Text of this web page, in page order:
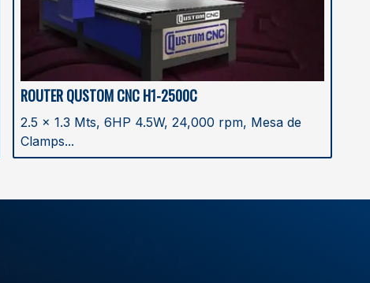
ROUTER QUSTOM CNC H1-2500C
2.5 x 1.3 Mts, 6HP 4.5W, 24,000 rpm, Mesa de
Clamps...